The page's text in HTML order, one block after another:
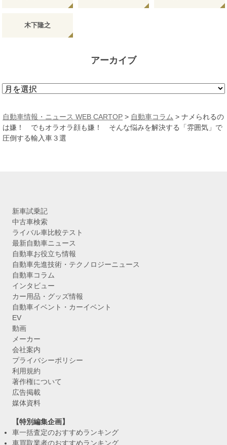
木下隆之
アーカイブ
ア
カ
イ
ブ
自動車情報・ニュース WEB CARTOP > 自動車コラム > ナメられるの
は嫌！ でもオラオラ顔も嫌！ そんな悩みを解決する「雰囲気」で
圧倒する輸入車３選
新車試乗記
中古車検索
ライバル車比較テスト
最新自動車ニュース
自動車お役立ち情報
自動車先進技術・テクノロジーニュース
自動車コラム
インタビュー
カー用品・グッズ情報
自動車イベント・カーイベント
EV
動画
メーカー
会社案内
プライバシーポリシー
利用規約
著作権について
広告掲載
媒体資料
【特別編集企画】
車一括査定のおすすめランキング
車買取業者のおすすめランキング